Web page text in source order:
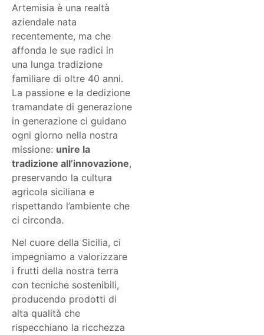
Artemisia è una realtà
aziendale nata
recentemente, ma che
affonda le sue radici in
una lunga tradizione
familiare di oltre 40 anni.
La passione e la dedizione
tramandate di generazione
in generazione ci guidano
ogni giorno nella nostra
missione: unire la
tradizione all’innovazione,
preservando la cultura
agricola siciliana e
rispettando l’ambiente che
ci circonda.
Nel cuore della Sicilia, ci
impegniamo a valorizzare
i frutti della nostra terra
con tecniche sostenibili,
producendo prodotti di
alta qualità che
rispecchiano la ricchezza